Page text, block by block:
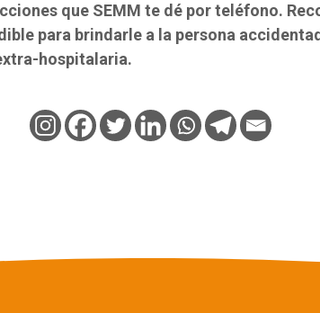
que SEMM te dé por teléfono.
para brindarle a la persona
hospitalaria.